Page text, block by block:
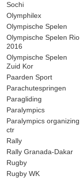
Sochi
Olymphilex
Olympische Spelen
Olympische Spelen Rio
2016
Olympische Spelen
Zuid Kor
Paarden Sport
Parachutespringen
Paragliding
Paralympics
Paralympics organizing
ctr
Rally
Rally Granada-Dakar
Rugby
Rugby WK